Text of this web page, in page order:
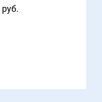
руб.